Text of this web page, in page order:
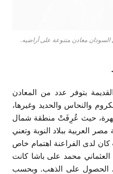
السودان معادن متنوعة على أراضيه.
بتوفر عدد من المعادن
والنحاس والحديد وغيرها،
شهرة، حيث عُرِفَتْ منطقة شمال
العربية ببلاد النوبة وتعني
لدى الفراعنة اهتمام خاص
العثماني محمد على باشا كانت
الحصول على الذهب. وبحسب